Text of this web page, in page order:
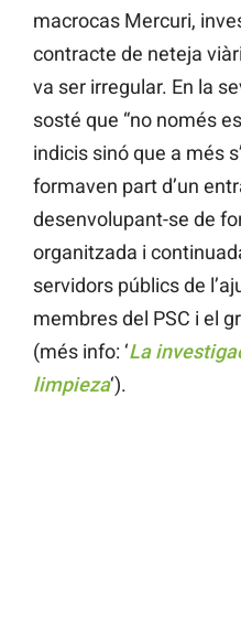
macrocas Mercuri,
contracte de neteja
va ser irregular. En la
sosté que “no només
indicis sinó que a més
formaven part d’un
desenvolupant-se de
organitzada i
servidors públics de
membres del PSC i el
(més info: ‘La
limpieza‘).